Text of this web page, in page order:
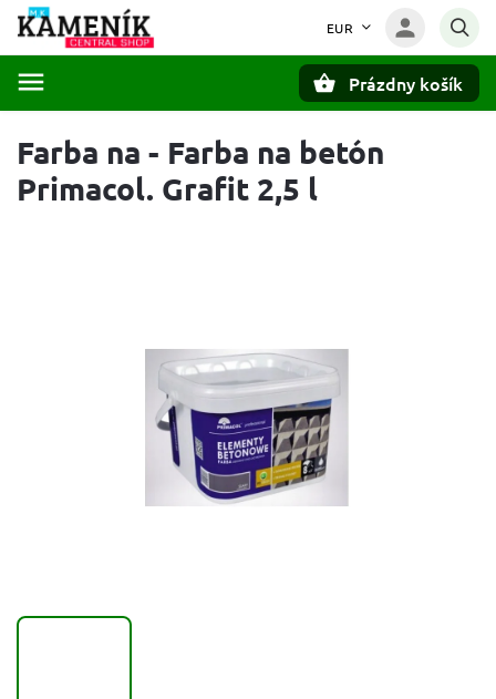
EUR
Prázdny košík
Farba na - Farba na betón
Primacol. Grafit 2,5 l